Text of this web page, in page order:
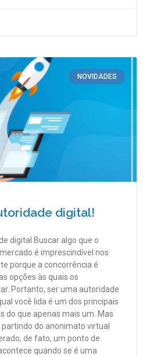
NOVIDADES
digital!
digital Buscar algo que o
é imprescindível nos
porque a concorrência é
opções às quais os
Portanto, ser uma autoridade
você lida é um dos principais
do que apenas mais um. Mas
do anonimato virtual
de fato, um ponto de
quando se é uma